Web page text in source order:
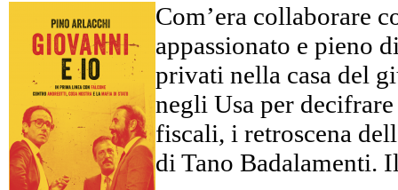
Com’era collaborare
appassionato e pieno
privati nella casa del
negli Usa per
fiscali, i retroscena
di Tano Badalamenti.